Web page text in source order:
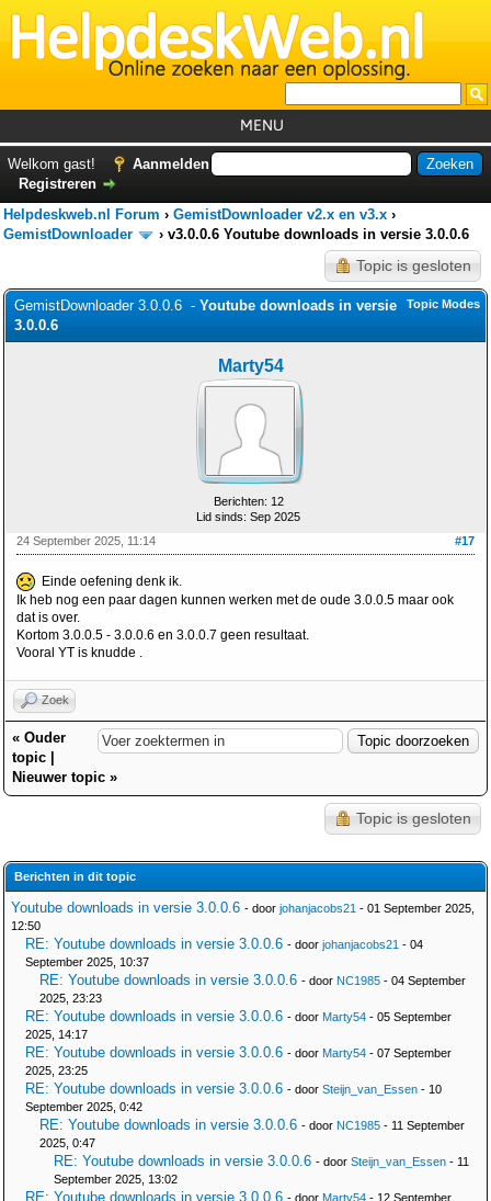
MENU
Foutcodes
GemistDownloader*
Forum
Welkom gast!
Aanmelden
Registreren
Helpdeskweb.nl Forum › GemistDownloader v2.x en v3.x ›
GemistDownloader
› v3.0.0.6 Youtube downloads in versie 3.0.0.6
Topic is gesloten
Topic Modes
GemistDownloader 3.0.0.6 - Youtube downloads in versie
3.0.0.6
Marty54
Berichten: 12
Lid sinds: Sep 2025
#17
24 September 2025, 11:14
Einde oefening denk ik.
Ik heb nog een paar dagen kunnen werken met de oude 3.0.0.5 maar ook
dat is over.
Kortom 3.0.0.5 - 3.0.0.6 en 3.0.0.7 geen resultaat.
Vooral YT is knudde .
Zoek
« Ouder
topic
Nieuwer topic »
Topic is gesloten
Berichten in dit topic
Youtube downloads in versie 3.0.0.6 - door johanjacobs21 - 01 September 2025,
12:50
RE: Youtube downloads in versie 3.0.0.6 - door johanjacobs21 - 04
September 2025, 10:37
RE: Youtube downloads in versie 3.0.0.6 - door NC1985 - 04 September
2025, 23:23
RE: Youtube downloads in versie 3.0.0.6 - door Marty54 - 05 September
2025, 14:17
RE: Youtube downloads in versie 3.0.0.6 - door Marty54 - 07 September
2025, 23:25
RE: Youtube downloads in versie 3.0.0.6 - door Steijn_van_Essen - 10
September 2025, 0:42
RE: Youtube downloads in versie 3.0.0.6 - door NC1985 - 11 September
2025, 0:47
RE: Youtube downloads in versie 3.0.0.6 - door Steijn_van_Essen - 11
September 2025, 13:02
RE: Youtube downloads in versie 3.0.0.6 - door Marty54 - 12 September